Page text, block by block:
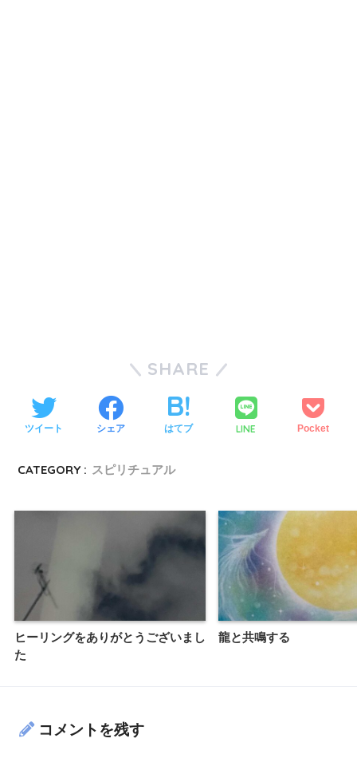
SHARE
ツイート シェア はてブ LINE Pocket
CATEGORY : スピリチュアル
ヒーリングをありがとうございまし
た
龍と共鳴する
コメントを残す